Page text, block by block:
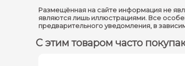
Размещённая на сайте информация не
являются лишь иллюстрациями. Все
предварительного уведомления, в
С этим товаром часто